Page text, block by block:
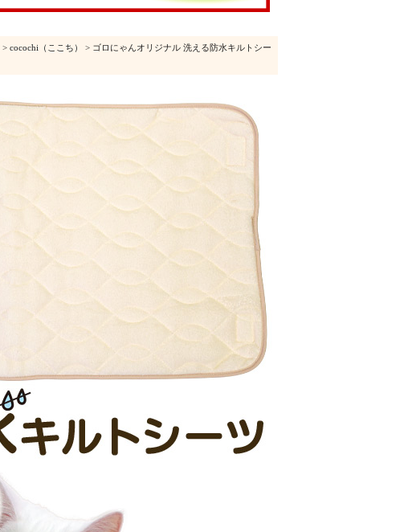
> cocochi（ここち）
> ゴロにゃんオリジナル 洗える防水キルトシー